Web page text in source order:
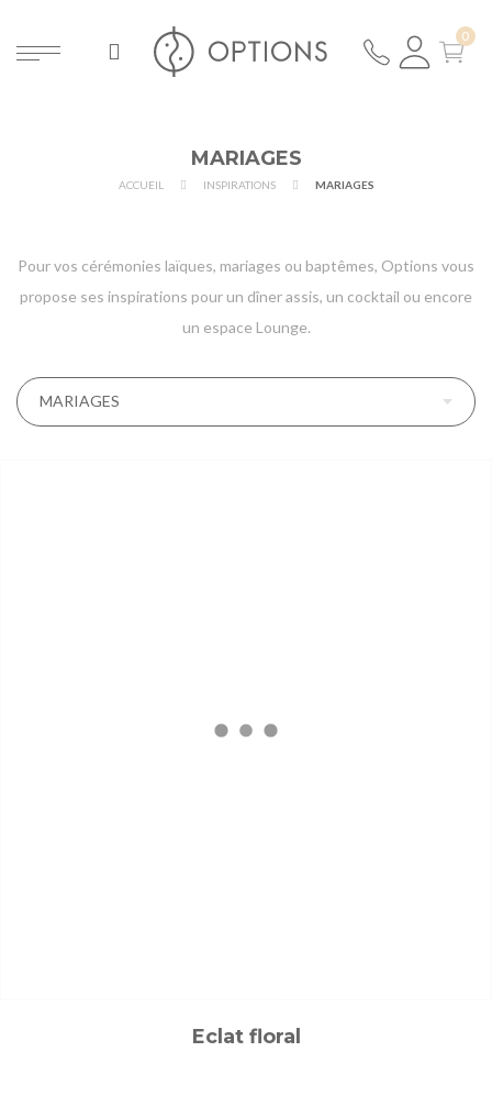
MARIAGES
ACCUEIL INSPIRATIONS MARIAGES
Pour vos cérémonies laïques, mariages ou baptêmes, Options vous
propose ses inspirations pour un dîner assis, un cocktail ou encore
un espace Lounge.
Eclat floral